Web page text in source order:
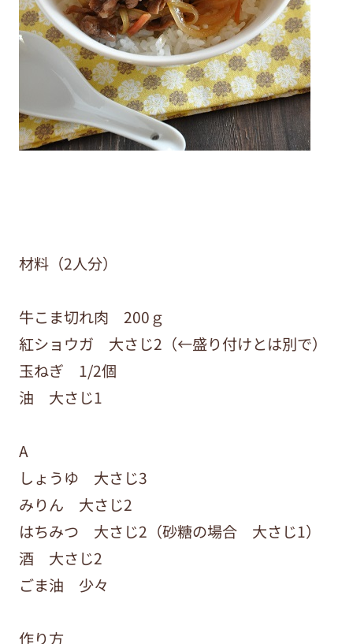
材料（2人分）
牛こま切れ肉 200ｇ
紅ショウガ 大さじ2（←盛り付けとは別で）
玉ねぎ 1/2個
油 大さじ1
A
しょうゆ 大さじ3
みりん 大さじ2
はちみつ 大さじ2（砂糖の場合 大さじ1）
酒 大さじ2
ごま油 少々
作り方